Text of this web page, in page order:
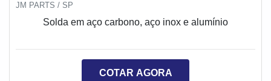
JM PARTS / SP
Solda em aço carbono, aço inox e alumínio
COTAR AGORA